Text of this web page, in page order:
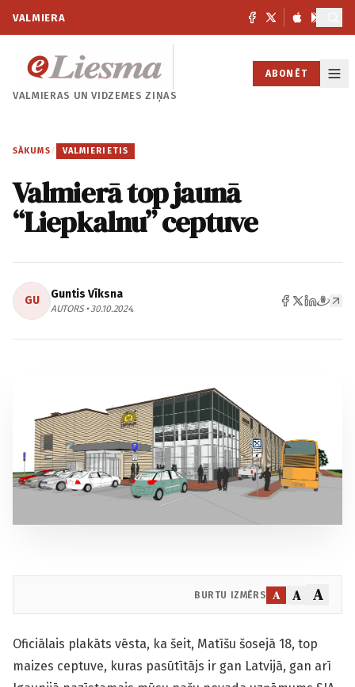
VALMIERA
VALMIERAS UNVIDZEMES ZIŅAS
ABONĒT
SĀKUMS / VALMIERIETIS
Valmierā top jaunā
“Liepkalnu” ceptuve
GU Guntis Vīksna
AUTORS • 30.10.2024.
BURTU IZMĒRS A A A
Oficiālais plakāts vēsta, ka šeit, Matīšu šosejā 18, top
maizes ceptuve, kuras pasūtītājs ir gan Latvijā, gan arī